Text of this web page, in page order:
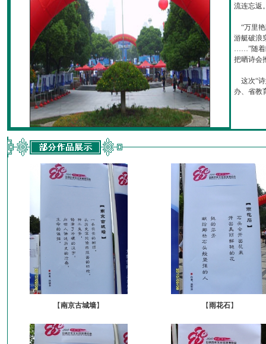
流连忘返
“万里艳
游艇破浪
……”随着
把晒诗会
这次“诗
办、省教
【南京古城墙】 【雨花石】